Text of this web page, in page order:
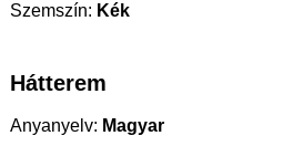
Szemszín: Kék
Hátterem
Anyanyelv: Magyar